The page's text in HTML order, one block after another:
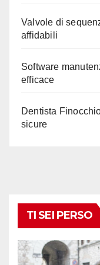
Valvole di
affidabili
Software
efficace
Dentista
sicure
TI SEI PERSO